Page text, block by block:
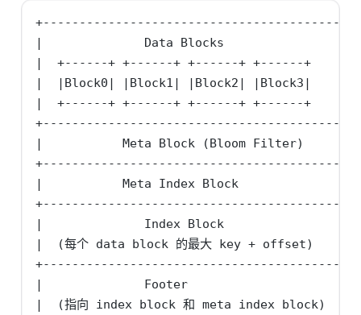
+------------------------------------------+
|              Data Blocks                 |
|  +------+ +------+ +------+ +------+    |
|  |Block0| |Block1| |Block2| |Block3|    |
|  +------+ +------+ +------+ +------+    |
+------------------------------------------+
|           Meta Block (Bloom Filter)      |
+------------------------------------------+
|           Meta Index Block               |
+------------------------------------------+
|              Index Block                 |
|  (每个 data block 的最大 key + offset)    |
+------------------------------------------+
|              Footer                      |
|  (指向 index block 和 meta index block)  |